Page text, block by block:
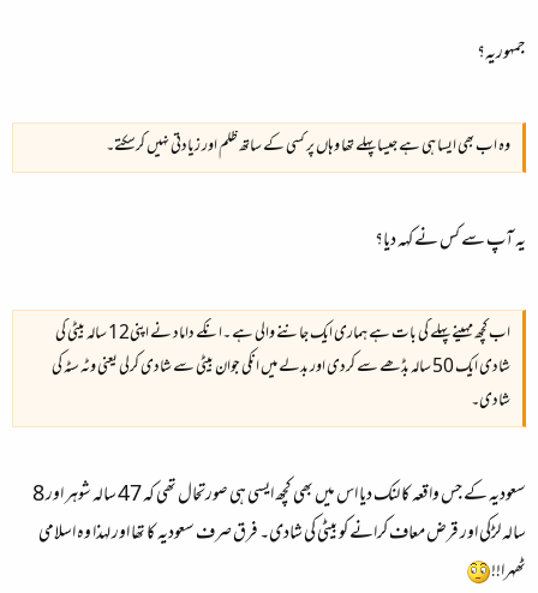
جمہوریہ؟
وہ اب بھی ایسا ہی ہے جیسا پہلے تھا وہاں پر کسی کے ساتھ ظلم اور زیادتی نہیں کرسکتے۔
یہ آپ سے کس نے کہہ دیا؟
اب کچھ مہینے پہلے کی بات ہے ہماری ایک جاننے والی ہے ۔انکے داماد نے اپنی12 سالہ بیٹی کی
شادی ایک 50 سالہ بڈھے سے کردی اور بدلے میں انکی جوان بیٹی سے شادی کرلی یعنی وٹہ سٹہ کی
شادی۔
سعودیہ کے جس واقعہ کا لنک دیا اس میں بھی کچھ ایسی ہی صورتحال تھی کہ 47 سالہ شوہر اور 8
سالہ لڑکی اور قرض معاف کرانے کو بیٹی کی شادی۔ فرق صرف سعودیہ کا تھا اور لہذا وہ اسلامی
ٹھہرا!!